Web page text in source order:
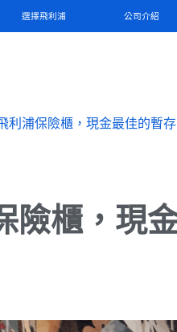
選擇飛利浦 公司介紹
利浦保險櫃，現金最佳的暫存
險櫃，現